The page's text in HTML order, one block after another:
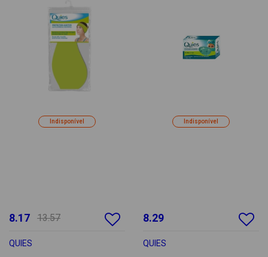
Indisponível
8.17 13.57
QUIES
Indisponível
8.29
QUIES